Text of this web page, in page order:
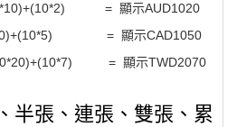
= 顯示AUD1020
= 顯示CAD1050
= 顯示TWD2070
半張、連張、雙張、累